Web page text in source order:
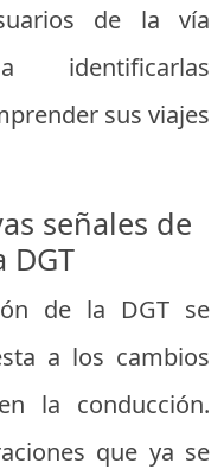
de la vía
identificarlas
sus viajes
señales de
DGT
de la DGT se
a los cambios
la conducción.
que ya se